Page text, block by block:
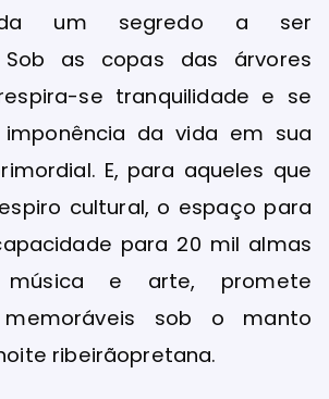
um segredo a ser
Sob as copas das árvores
se tranquilidade e se
da vida em sua
E, para aqueles que
cultural, o espaço para
para 20 mil almas
e arte, promete
memoráveis sob o manto
ribeirãopretana.